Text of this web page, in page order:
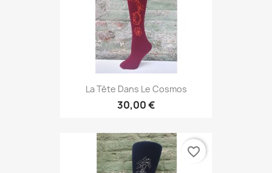
La Tête Dans Le Cosmos
30,00 €
favorite_border